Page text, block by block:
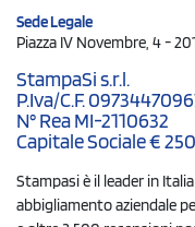
Sede Legale
Piazza IV Novembre, 4 -
StampaSi s.r.l.
P.Iva/C.F.
N° Rea MI-2110632
Capitale Sociale €
Stampasi è il leader in
abbigliamento aziendale